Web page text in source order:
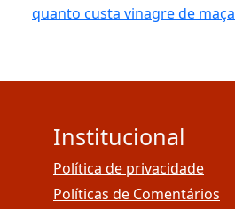
quanto custa vinagre de maça
Institucional
Política de privacidade
Políticas de Comentários